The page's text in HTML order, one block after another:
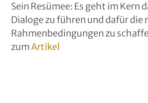
Sein Resümee: Es geht im Kern
Dialoge zu führen und dafür die
Rahmenbedingungen zu
zumArtikel